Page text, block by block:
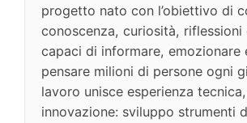
progetto nato con l’obiettivo di
conoscenza, curiosità, riflessioni
capaci di informare, emozionare
pensare milioni di persone ogni
lavoro unisce esperienza
innovazione: sviluppo strumenti